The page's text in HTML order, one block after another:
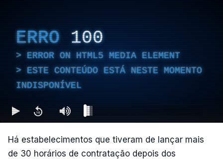
ERRO 100
ERROR ON HTML5 MEDIA ELEMENT
ESTE CONTEÚDO ESTÁ NESTE MOMENTO
INDISPONÍVEL
Há estabelecimentos que tiveram de lançar mais
de 30 horários de contratação depois dos